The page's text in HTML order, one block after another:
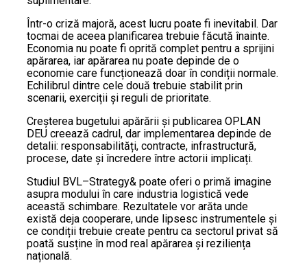
Într-o criză majoră, acest lucru poate fi inevitabil. Dar
tocmai de aceea planificarea trebuie făcută înainte.
Economia nu poate fi oprită complet pentru a sprijini
apărarea, iar apărarea nu poate depinde de o
economie care funcționează doar în condiții normale.
Echilibrul dintre cele două trebuie stabilit prin
scenarii, exerciții și reguli de prioritate.
Creșterea bugetului apărării și publicarea OPLAN
DEU creează cadrul, dar implementarea depinde de
detalii: responsabilități, contracte, infrastructură,
procese, date și încredere între actorii implicați.
Studiul BVL–Strategy& poate oferi o primă imagine
asupra modului în care industria logistică vede
această schimbare. Rezultatele vor arăta unde
există deja cooperare, unde lipsesc instrumentele și
ce condiții trebuie create pentru ca sectorul privat să
poată susține în mod real apărarea și reziliența
națională.